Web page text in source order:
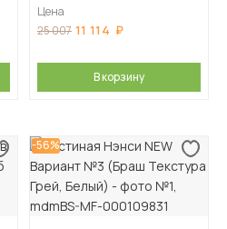
Цена
25 007 11 114
В корзину
-56%